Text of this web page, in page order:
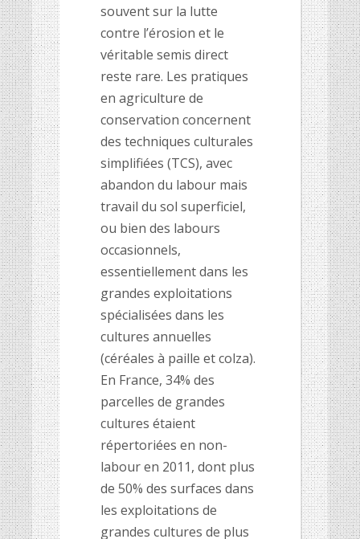
souvent sur la lutte
contre l’érosion et le
véritable semis direct
reste rare. Les pratiques
en agriculture de
conservation concernent
des techniques culturales
simplifiées (TCS), avec
abandon du labour mais
travail du sol superficiel,
ou bien des labours
occasionnels,
essentiellement dans les
grandes exploitations
spécialisées dans les
cultures annuelles
(céréales à paille et colza).
En France, 34% des
parcelles de grandes
cultures étaient
répertoriées en non-
labour en 2011, dont plus
de 50% des surfaces dans
les exploitations de
grandes cultures de plus